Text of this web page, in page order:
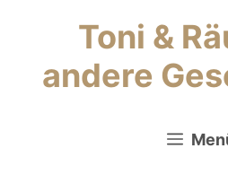
Toni &
andere